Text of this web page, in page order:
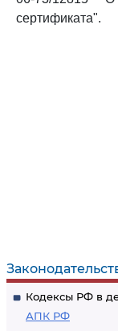
Кодексы РФ в
АПК РФ
сертификата".